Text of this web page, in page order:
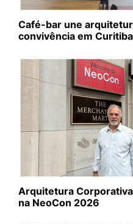
Café-bar une
convivência em Curitiba
Arquitetura
na NeoCon 2026